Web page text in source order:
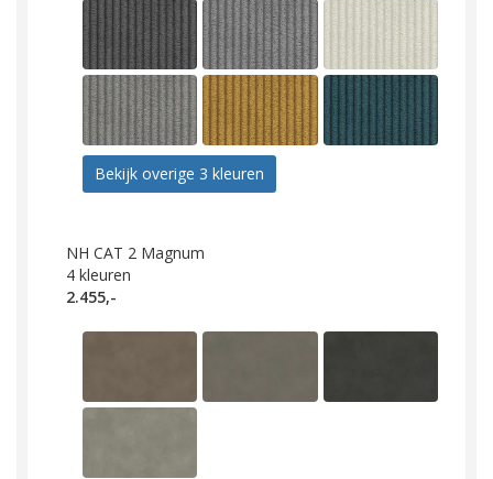
Bekijk overige 3 kleuren
NH CAT 2 Magnum
4 kleuren
2.455,-